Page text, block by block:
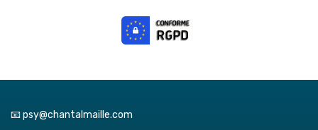
📧 psy@chantalmaille.com